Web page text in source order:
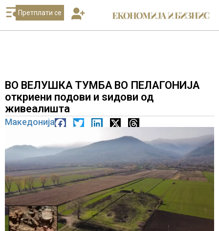
Претплати се
ВО ВЕЛУШКА ТУМБА ВО ПЕЛАГОНИЈА
откриени подови и ѕидови од
живеалишта
Македонија